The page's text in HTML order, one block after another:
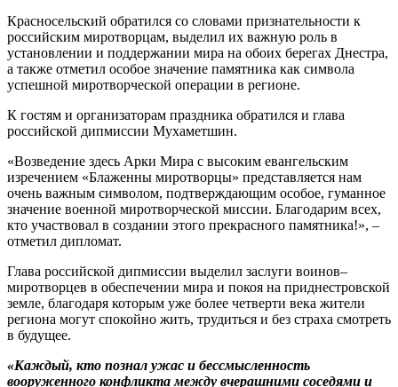
Красносельский обратился со словами признательности к
российским миротворцам, выделил их важную роль в
установлении и поддержании мира на обоих берегах Днестра,
а также отметил особое значение памятника как символа
успешной миротворческой операции в регионе.
К гостям и организаторам праздника обратился и глава
российской дипмиссии Мухаметшин.
«Возведение здесь Арки Мира с высоким евангельским
изречением «Блаженны миротворцы» представляется нам
очень важным символом, подтверждающим особое, гуманное
значение военной миротворческой миссии. Благодарим всех,
кто участвовал в создании этого прекрасного памятника!», –
отметил дипломат.
Глава российской дипмиссии выделил заслуги воинов–
миротворцев в обеспечении мира и покоя на приднестровской
земле, благодаря которым уже более четверти века жители
региона могут спокойно жить, трудиться и без страха смотреть
в будущее.
«Каждый, кто познал ужас и бессмысленность
вооруженного конфликта между вчерашними соседями и